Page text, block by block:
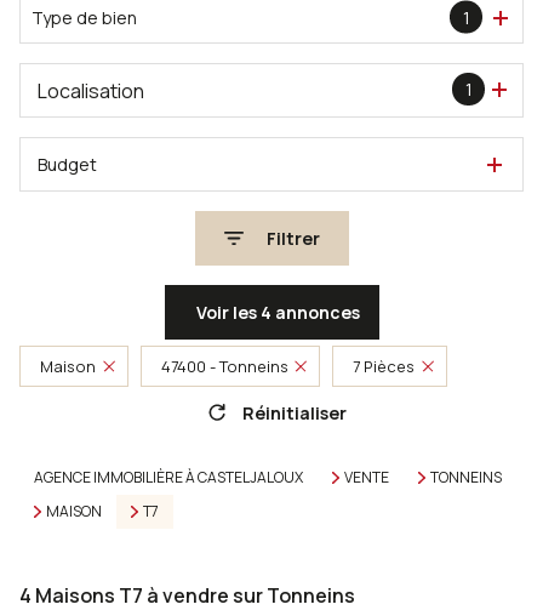
Type de bien 1
1
Localisation
Budget
Filtrer
Voir les 4 annonces
Maison 47400 - Tonneins 7 Pièces
Réinitialiser
AGENCE IMMOBILIÈRE À CASTELJALOUX VENTE
TONNEINS
MAISON
T7
4 Maisons T7 à vendre sur Tonneins